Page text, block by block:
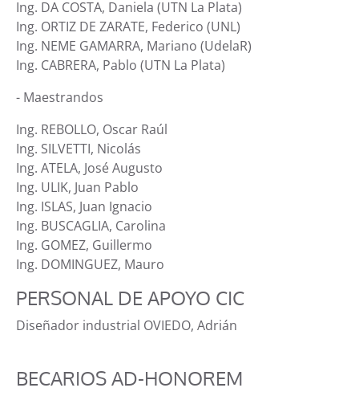
Ing. DA COSTA, Daniela (UTN La Plata)
Ing. ORTIZ DE ZARATE, Federico (UNL)
Ing. NEME GAMARRA, Mariano (UdelaR)
Ing. CABRERA, Pablo (UTN La Plata)
- Maestrandos
Ing. REBOLLO, Oscar Raúl
Ing. SILVETTI, Nicolás
Ing. ATELA, José Augusto
Ing. ULIK, Juan Pablo
Ing. ISLAS, Juan Ignacio
Ing. BUSCAGLIA, Carolina
Ing. GOMEZ, Guillermo
Ing. DOMINGUEZ, Mauro
PERSONAL DE APOYO CIC
Diseñador industrial OVIEDO, Adrián
BECARIOS AD-HONOREM